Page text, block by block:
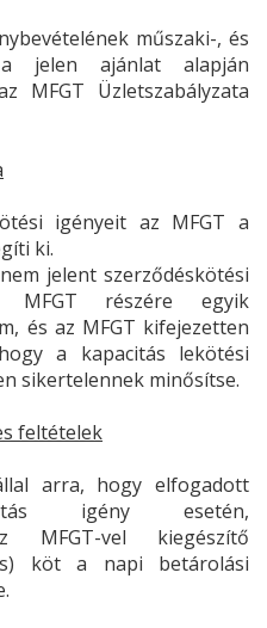
műszaki-, és
jelen ajánlat alapján
MFGT Üzletszabályzata
igényeit az MFGT a
ki.
jelent szerződéskötési
MFGT részére egyik
és az MFGT kifejezetten
a kapacitás lekötési
sikertelennek minősítse.
feltételek
arra, hogy elfogadott
igény esetén,
MFGT-vel kiegészítő
köt a napi betárolási